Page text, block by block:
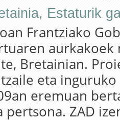
, Estaturik
Frantziako
aurkakoek
Bretainian.
eta
eremuan
pertsona. ZAD